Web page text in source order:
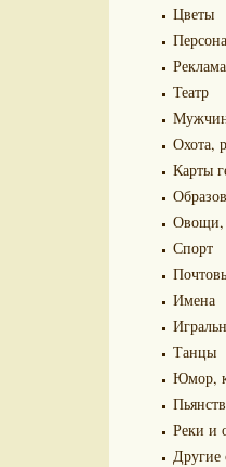
Цветы
Реклама
Театр
Охота,
Карты
Овощи,
Спорт
Имена
Танцы
Юмор,
Реки и
Другие